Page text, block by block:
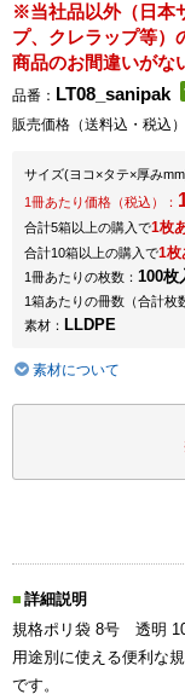
※当社品以外（日本
プ、クレラップ等）
商品のお間違いがな
品番： LT08_sanipak
販売価格（送料込・税込）
サイズ(ヨコ×タテ×厚み
1冊あたり価格（税込）：
合計5箱以上の購入で1枚
合計10箱以上の購入で1枚
1冊あたりの枚数： 100枚
1箱あたりの冊数（合計枚
素材： LLDPE
素材について
詳細説明
規格ポリ袋 8号 透明
用途別に使える便利な
です。